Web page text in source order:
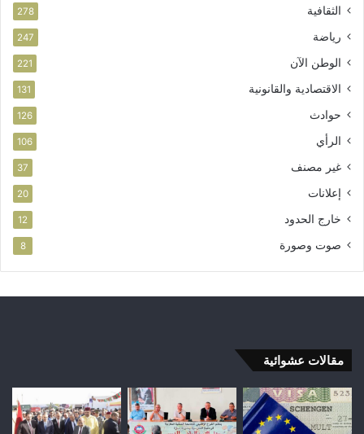
الثقافية 278
رياضة 247
الوطن الآن 221
الاقتصادية والقانونية 131
حوادث 126
الرأي 106
غير مصنف 37
إعلانات 20
خارج الحدود 12
صوت وصورة 8
مقالات عشوائية